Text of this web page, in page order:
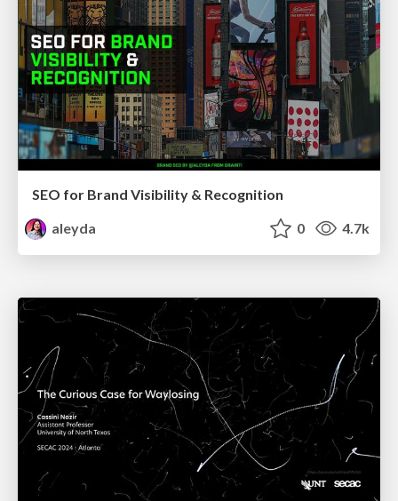
SEO for Brand Visibility & Recognition
aleyda
0 4.7k